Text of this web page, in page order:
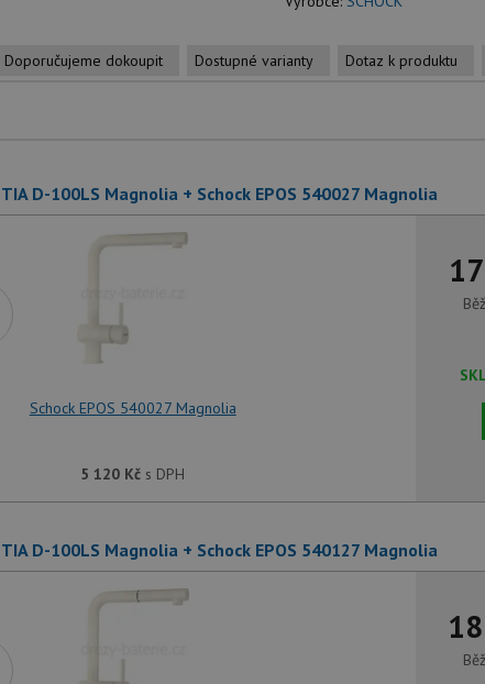
Doporučujeme dokoupit Dostupné varianty Dotaz k produktu
TIA D-100LS Magnolia + Schock EPOS 540027 Magnolia
Schock EPOS 540027 Magnolia
5 120 Kč s DPH
TIA D-100LS Magnolia + Schock EPOS 540127 Magnolia